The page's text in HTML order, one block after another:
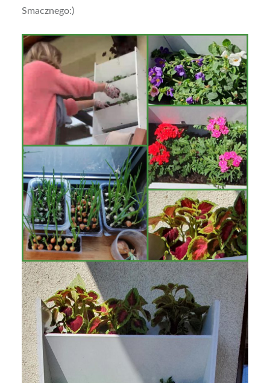
Smacznego:)